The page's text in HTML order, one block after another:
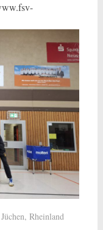
Jüchen, Rheinland